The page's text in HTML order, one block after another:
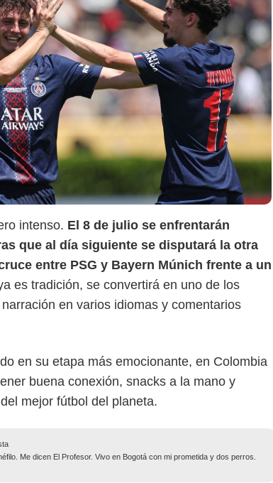
intenso. El 8 de julio se enfrentarán
que al día siguiente se disputará la otra
entre PSG y Bayern Múnich frente a un
es tradición, se convertirá en uno de los
en varios idiomas y comentarios
en su etapa más emocionante, en Colombia
buena conexión, snacks a la mano y
mejor fútbol del planeta.
Me dicen El Profesor. Vivo en Bogotá con mi prometida y dos perros.